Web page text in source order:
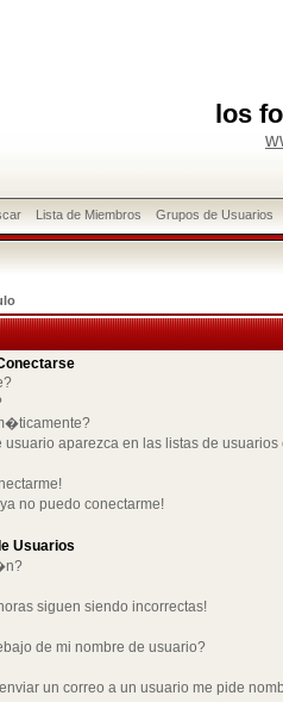
los
Lista de Miembros Grupos de Usuarios
aparezca en las listas de usuarios
no puedo conectarme!
Usuarios
siguen siendo incorrectas!
de mi nombre de usuario?
un correo a un usuario me pide